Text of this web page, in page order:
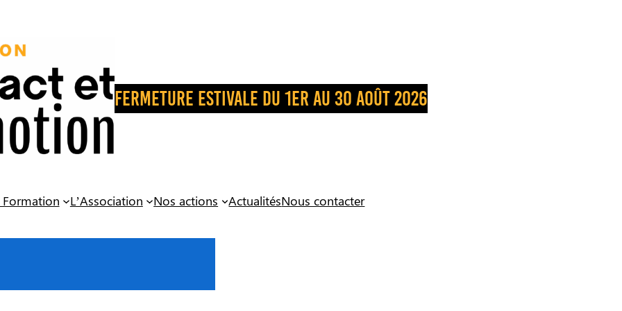
FERMETURE ESTIVALE DU 1er AU 30 AOÛT 2026
L’Association Nos actions ActualitésNous contacter